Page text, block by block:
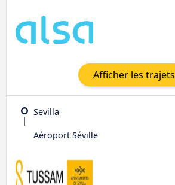
Afficher les trajets
Sevilla
Aéroport Séville